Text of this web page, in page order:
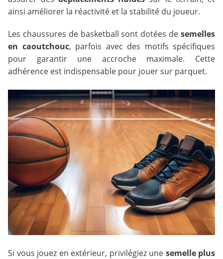
ainsi améliorer la réactivité et la stabilité du joueur.
Les chaussures de basketball sont dotées de semelles
en caoutchouc, parfois avec des motifs spécifiques
pour garantir une accroche maximale. Cette
adhérence est indispensable pour jouer sur parquet.
Si vous jouez en extérieur, privilégiez une semelle plus